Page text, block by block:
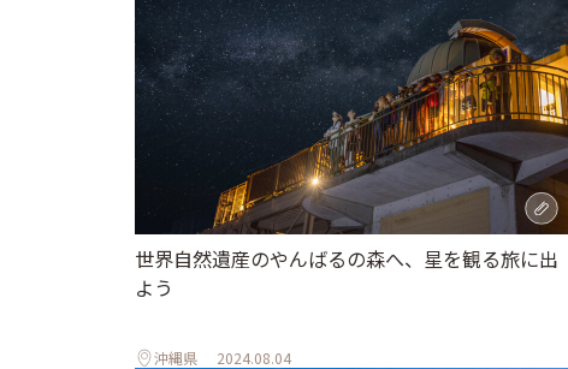
世界自然遺産のやんばるの森へ、星を観る旅に出
よう
沖縄県 2024.08.04